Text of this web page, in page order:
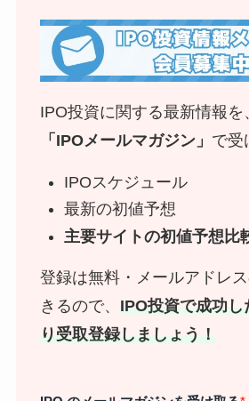
IPO投資に関する最新情報を
「IPOメールマガジン」 で受
IPOスケジュール
最新の初値予想
主要サイトの初値予想比
登録は無料・メールアドレ
きるので、 IPO投資で成功し
り受取登録しましょう！